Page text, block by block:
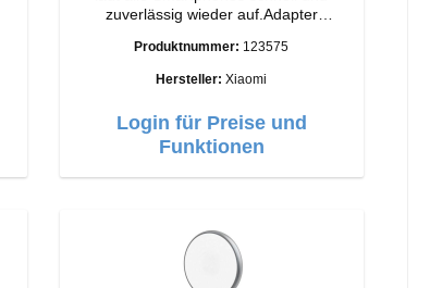
zuverlässig wieder auf.Adapter
Verarbeitung Anschlüsse: USB-A
Weiss
Produktnummer: 123575
Hersteller:Xiaomi
Login für Preise und
Funktionen